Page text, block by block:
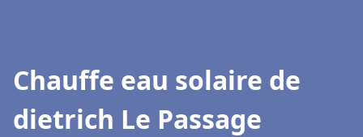
Chauffe eau solaire de
dietrich Le Passage